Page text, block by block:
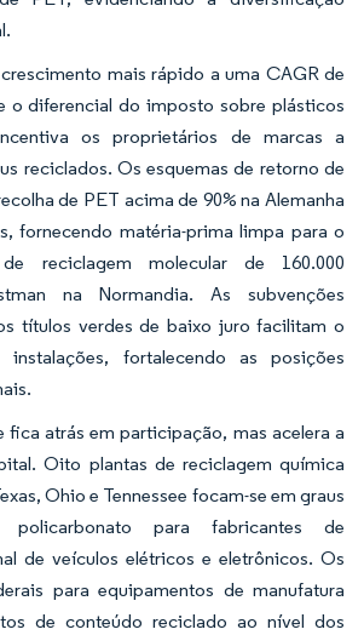
mais rápido a uma CAGR de
o diferencial do imposto sobre plásticos
os proprietários de marcas a
reciclados. Os esquemas de retorno de
de PET acima de 90% na Alemanha
fornecendo matéria-prima limpa para o
reciclagem molecular de 160.000
na Normandia. As subvenções
títulos verdes de baixo juro facilitam o
instalações, fortalecendo as posições
atrás em participação, mas acelera a
Oito plantas de reciclagem química
Ohio e Tennessee focam-se em graus
para fabricantes de
de veículos elétricos e eletrônicos. Os
para equipamentos de manufatura
de conteúdo reciclado ao nível dos